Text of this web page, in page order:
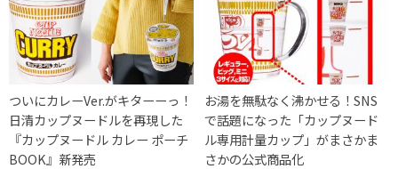
ついにカレーVer.がキターーっ！
日清カップヌードルを再現した
『カップヌードル カレー ポーチ
BOOK』新発売
お湯を無駄なく沸かせる！SNS
で話題になった「カップヌード
ル専用計量カップ」がまさかま
さかの公式商品化